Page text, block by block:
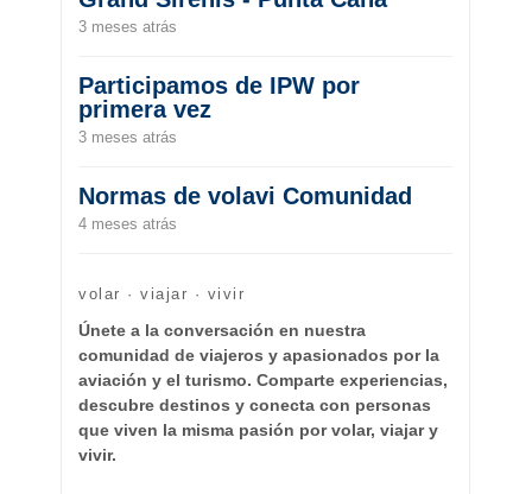
3 meses atrás
Participamos de IPW por
primera vez
3 meses atrás
Normas de volavi Comunidad
4 meses atrás
volar · viajar · vivir
Únete a la conversación en nuestra
comunidad de viajeros y apasionados por la
aviación y el turismo. Comparte experiencias,
descubre destinos y conecta con personas
que viven la misma pasión por volar, viajar y
vivir.